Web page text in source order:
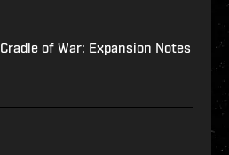
Cradle of War: Expansion Notes